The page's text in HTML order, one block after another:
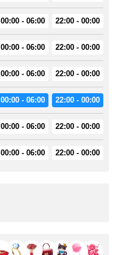
00:00 - 06:00 22:00 - 00:00
00:00 - 06:00 22:00 - 00:00
00:00 - 06:00 22:00 - 00:00
00:00 - 06:00 22:00 - 00:00
00:00 - 06:00 22:00 - 00:00
00:00 - 06:00 22:00 - 00:00